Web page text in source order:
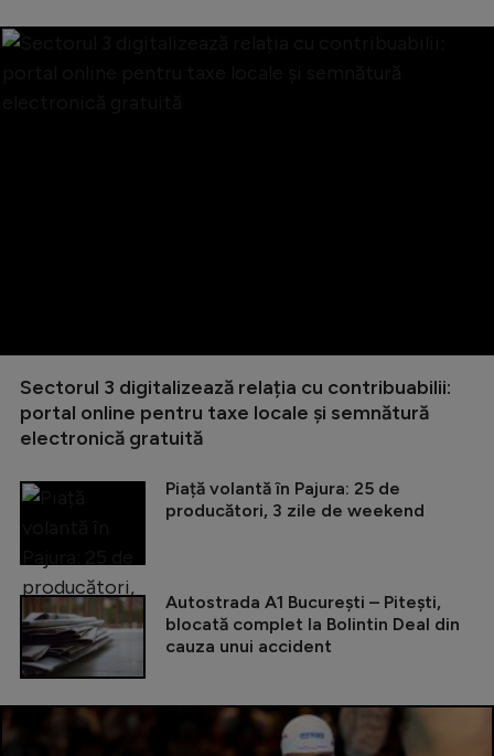
Sectorul 3 digitalizează relația cu contribuabilii:
portal online pentru taxe locale și semnătură
electronică gratuită
Piață volantă în Pajura: 25 de
producători, 3 zile de weekend
Autostrada A1 București – Pitești,
blocată complet la Bolintin Deal din
cauza unui accident